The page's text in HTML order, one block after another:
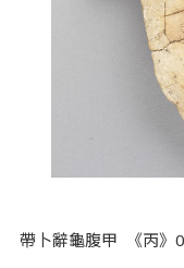
帶卜辭龜腹甲 《丙》